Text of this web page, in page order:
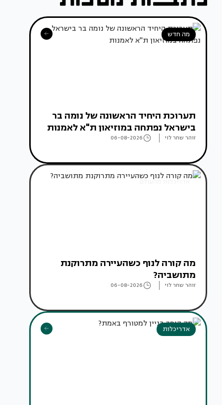
מה חדש
תערוכת היחיד הראשונה של נומה בר
בישראל נפתחה במוזיאון ת"א לאמנות
זוהר שחר לוי 06-08-2026
אדריכלות מהעולם
מה קורה לנוף כשהעיירה מתרוקנת
מתושביה?
זוהר שחר לוי 06-08-2026
אדריכלות